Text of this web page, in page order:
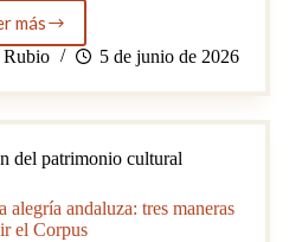
más
La
desaparición
las
Atarazanas
Almería
la
pérdida
Rubio 5 de junio de 2026
del patrimonio cultural
andaluza: tres maneras
el Corpus